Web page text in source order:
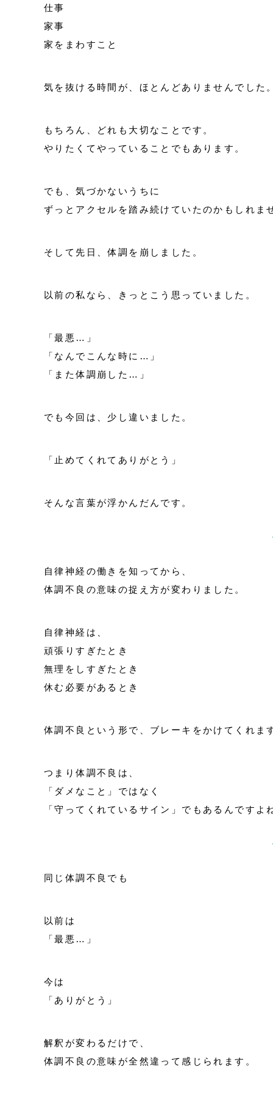
仕事
家事
家をまわすこと
気を抜ける時間が、ほとんどありませんでした。
もちろん、どれも大切なことです。
やりたくてやっていることでもあります。
でも、気づかないうちに
ずっとアクセルを踏み続けていたのかもしれま
そして先日、体調を崩しました。
以前の私なら、きっとこう思っていました。
「最悪…」
「なんでこんな時に…」
「また体調崩した…」
でも今回は、少し違いました。
「止めてくれてありがとう」
そんな言葉が浮かんだんです。
自律神経の働きを知ってから、
体調不良の意味の捉え方が変わりました。
自律神経は、
頑張りすぎたとき
無理をしすぎたとき
休む必要があるとき
体調不良という形で、ブレーキをかけてくれま
つまり体調不良は、
「ダメなこと」ではなく
「守ってくれているサイン」でもあるんですよ
同じ体調不良でも
以前は
「最悪…」
今は
「ありがとう」
解釈が変わるだけで、
体調不良の意味が全然違って感じられます。